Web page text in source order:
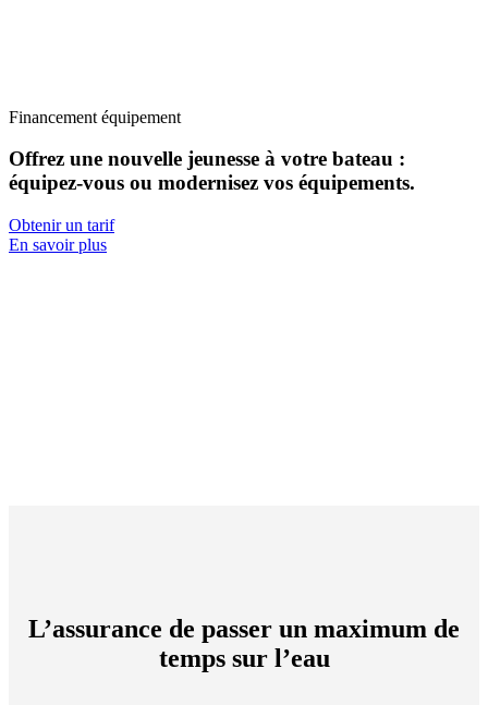
Financement équipement
Offrez une nouvelle jeunesse à votre bateau :
équipez-vous ou modernisez vos équipements.
Obtenir un tarif
En savoir plus
L’assurance de passer un maximum de
temps sur l’eau